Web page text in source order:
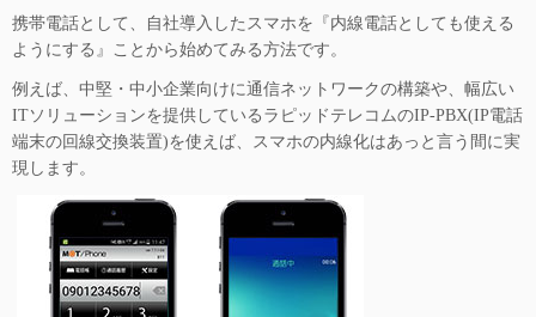
携帯電話として、自社導入したスマホを『内線電話としても使える
ようにする』ことから始めてみる方法です。
例えば、中堅・中小企業向けに通信ネットワークの構築や、幅広い
ITソリューションを提供しているラピッドテレコムのIP-PBX(IP電話
端末の回線交換装置)を使えば、スマホの内線化はあっと言う間に実
現します。